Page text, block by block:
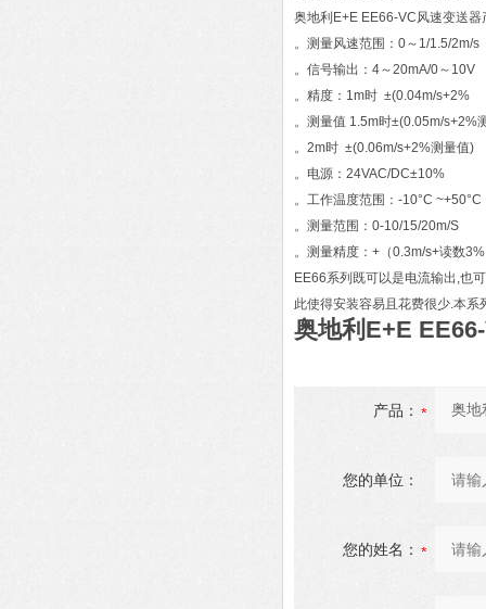
奥地利E+E EE66-VC风速变送器
。测量风速范围：0～1/1.5/2m/s
。信号输出：4～20mA/0～10V
。精度：1m时 ±(0.04m/s+2%
。测量值 1.5m时±(0.05m/s+2%
。2m时 ±(0.06m/s+2%测量值)
。电源：24VAC/DC±10%
。工作温度范围：-10°C ~+50°C
。测量范围：0-10/15/20m/S
。测量精度：+（0.3m/s+读数
EE66系列既可以是电流输出,也
此使得安装容易且花费很少.本
奥地利E+E
产品：
您的单位：
您的姓名：